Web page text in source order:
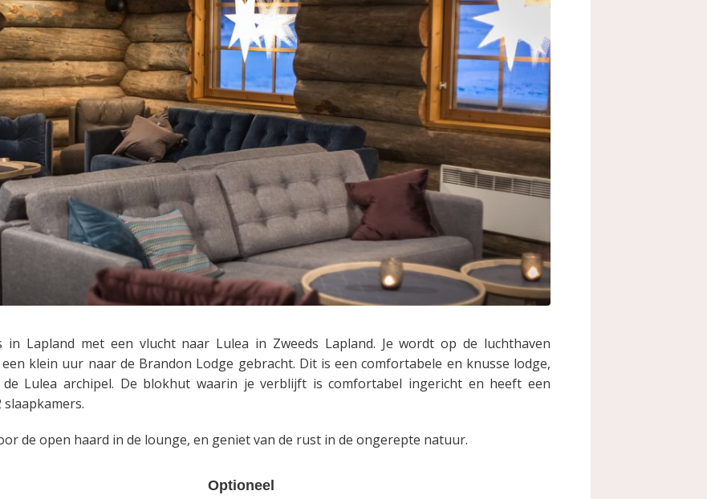
Lapland met een vlucht naar Lulea in Zweeds Lapland. Je wordt op de luchthaven
klein uur naar de Brandon Lodge gebracht. Dit is een comfortabele en knusse lodge,
Lulea archipel. De blokhut waarin je verblijft is comfortabel ingericht en heeft een
de open haard in de lounge, en geniet van de rust in de ongerepte natuur.
Optioneel